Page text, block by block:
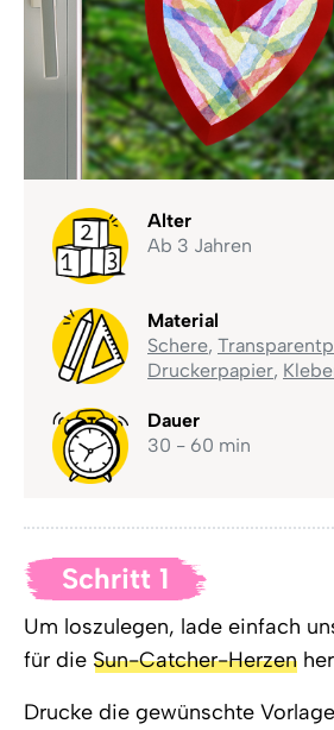
Alter
Ab 3 Jahren
Material
Schere,
Druckerpapier,
Dauer
30 - 60 min
Schritt 1
Um loszulegen, lade einfach
für die Sun-Catcher-Herzen
Drucke die gewünschte